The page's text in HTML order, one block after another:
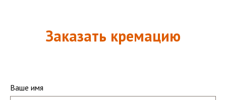
Заказать кремацию
Ваше имя